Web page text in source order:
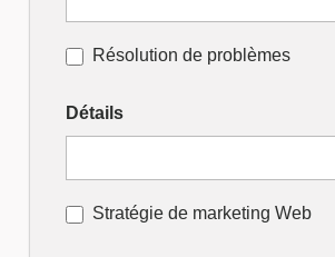
Résolution de problèmes
Détails
Stratégie de marketing Web